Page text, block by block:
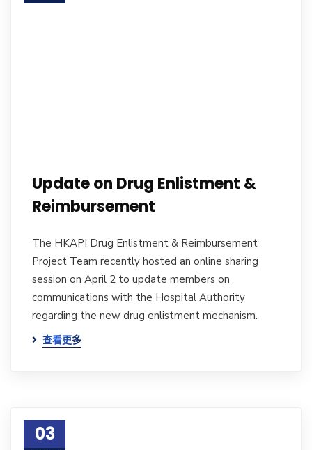
Update on Drug Enlistment &
Reimbursement
The HKAPI Drug Enlistment & Reimbursement
Project Team recently hosted an online sharing
session on April 2 to update members on
communications with the Hospital Authority
regarding the new drug enlistment mechanism.
查看更多
03